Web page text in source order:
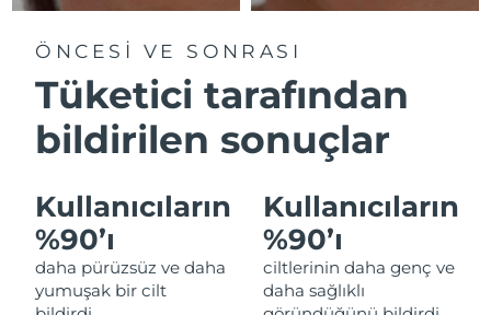
ÖNCESİ VE SONRASI
Tüketici tarafından
bildirilen sonuçlar
Kullanıcıların
%90’ı
daha pürüzsüz ve daha
yumuşak bir cilt
Kullanıcıların
%90’ı
ciltlerinin daha genç ve
daha sağlıklı
Çin Makao ÖİB Tahmini teslim tarihi
Malezya Tahmini teslim tarihi 8/13/26
Malta Tahmini teslim tarihi
Meksika Tahmini teslim tarihi 8/14/26
Monako Tahmini teslim tarihi
Hollanda Tahmini teslim tarihi8/10/26